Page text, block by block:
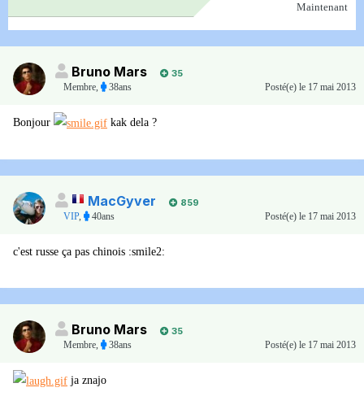
Maintenant
Bruno Mars
35
Membre, 38ans Posté(e) le 17 mai 2013
Bonjour kak dela ?
MacGyver
859
VIP, 40ans Posté(e) le 17 mai 2013
c'est russe ça pas chinois :smile2:
Bruno Mars
35
Membre, 38ans Posté(e) le 17 mai 2013
ja znajo